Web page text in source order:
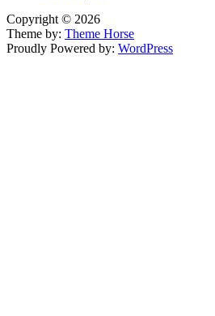
Copyright © 2026
Theme by: Theme Horse
Proudly Powered by: WordPress